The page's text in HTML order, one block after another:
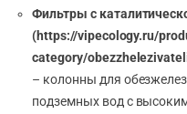
Фильтры с
(https://vipecology.ru/
category/
– колонны для
подземных вод с